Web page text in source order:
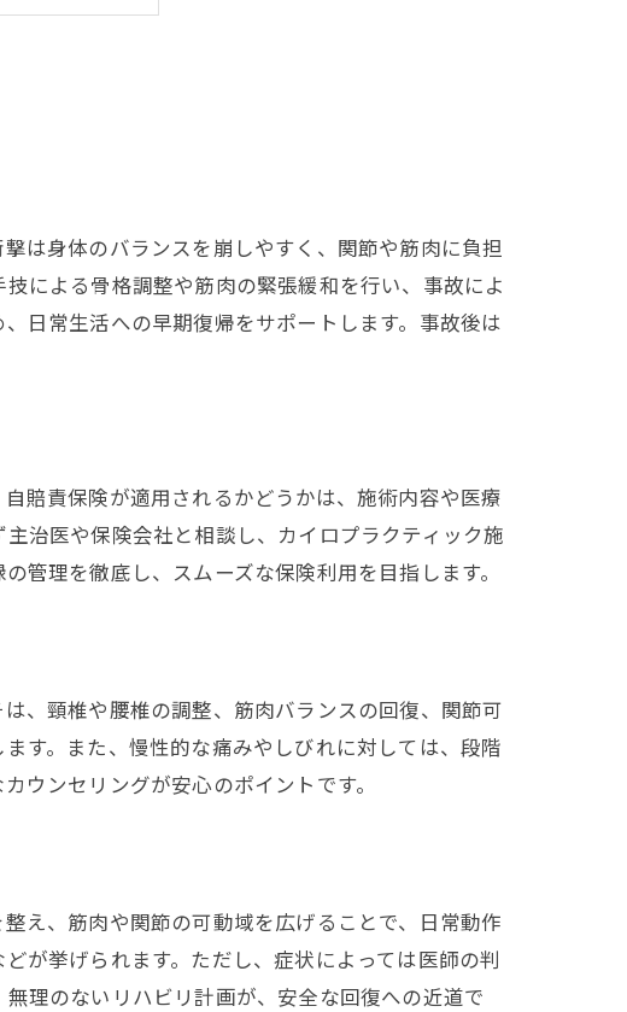
注意点
る
解説
請方法
把握
は身体のバランスを崩しやすく、関節や筋肉に負担
による骨格調整や筋肉の緊張緩和を行い、事故によ
日常生活への早期復帰をサポートします。事故後は
賠責保険が適用されるかどうかは、施術内容や医療
治医や保険会社と相談し、カイロプラクティック施
管理を徹底し、スムーズな保険利用を目指します。
、頸椎や腰椎の調整、筋肉バランスの回復、関節可
す。また、慢性的な痛みやしびれに対しては、段階
ウンセリングが安心のポイントです。
え、筋肉や関節の可動域を広げることで、日常動作
が挙げられます。ただし、症状によっては医師の判
理のないリハビリ計画が、安全な回復への近道で